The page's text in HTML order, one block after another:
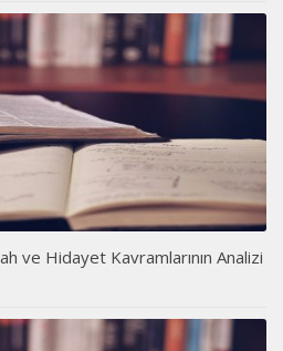
ve Hidayet Kavramlarının Analizi